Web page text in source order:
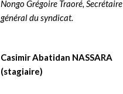
Nongo Grégoire Traoré, Secrétaire
général du syndicat.
Casimir Abatidan NASSARA
(stagiaire)